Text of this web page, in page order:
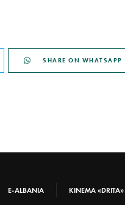
SHARE ON WHATSAPP
E-ALBANIA KINEMA «DRITA»